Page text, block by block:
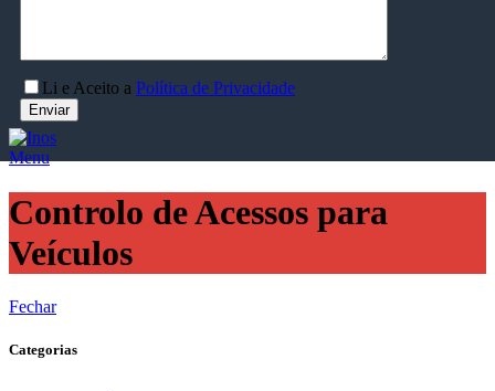
Li e Aceito a Política de Privacidade
Menu
Controlo de Acessos para
Veículos
Fechar
Categorias